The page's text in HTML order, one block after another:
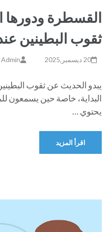
القسطرة ودورها
ثقوب البطينين
20 ديسمبر,2025
يبدو الحديث عن ثقوب
البداية، خاصة حين يسمعون
يحتوي …
اقرأ المزيد